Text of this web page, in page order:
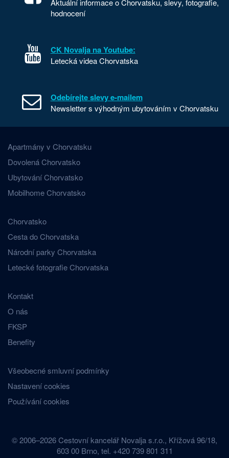
hodnocení
CK Novalja na Youtube:
Letecká videa Chorvatska
Odebírejte slevy e-mailem
Newsletter s výhodným ubytováním v Chorvatsku
Apartmány v Chorvatsku
Dovolená Chorvatsko
Ubytování Chorvatsko
Mobilhome Chorvatsko
Chorvatsko
Cesta do Chorvatska
Národní parky Chorvatska
Letecké fotografie Chorvatska
Kontakt
O nás
FKSP
Benefity
Všeobecné smluvní podmínky
Nastavení cookies
Používání cookies
© 2006–2026 Cestovní kancelář Novalja s.r.o., Křížová 96/18,
603 00 Brno, tel. +420 739 801 311